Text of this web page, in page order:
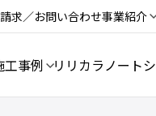
求／お問い合わせ事業紹介
工事例 リリカラノート